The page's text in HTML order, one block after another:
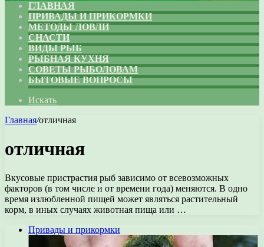
ГЛАВНАЯ
ПРИВАДЫ И ПРИКОРМКИ
МЕТОДЫ ЛОВЛИ
СНАСТИ
ВИДЫ РЫБ
РЫБНАЯ КУХНЯ
СОВЕТЫ РЫБОЛОВАМ
БЫТОВЫЕ ВОПРОСЫ
Искать
Главная/отличная
отличная
Вкусовые пристрастия рыб зависимо от всевозможных
факторов (в том числе и от времени года) меняются. В одно
время излюбленной пищей может являться растительный
корм, в иных случаях животная пища или …
Привады и прикормки